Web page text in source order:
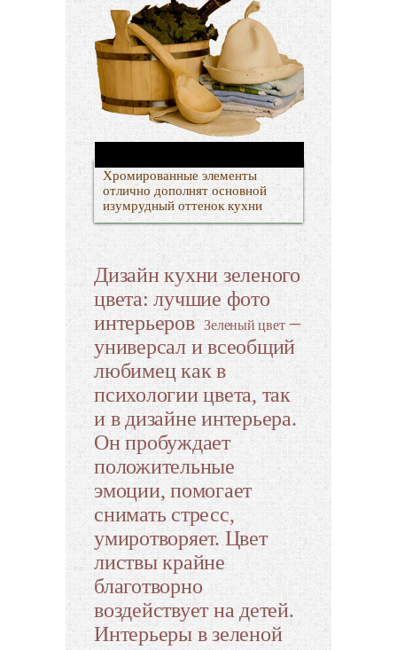
Хромированные элементы
отлично дополнят основной
изумрудный оттенок кухни
Дизайн кухни зеленого
цвета: лучшие фото
интерьеров Зеленый цвет–
универсал и всеобщий
любимец как в
психологии цвета, так
и в дизайне интерьера.
Он пробуждает
положительные
эмоции, помогает
снимать стресс,
умиротворяет. Цвет
листвы крайне
благотворно
воздействует на детей.
Интерьеры в зеленой